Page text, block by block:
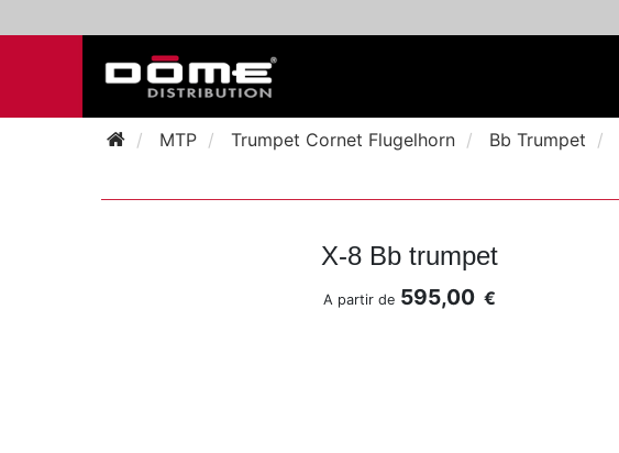
MTP Trumpet Cornet Flugelhorn Bb Trumpet
X-8 Bb trumpet
A partir de 595,00 €